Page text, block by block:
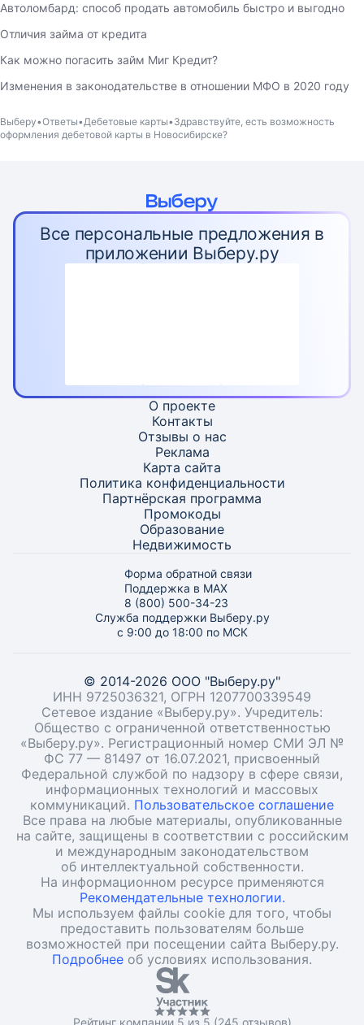
Автоломбард: способ продать автомобиль быстро и выгодно
Отличия займа от кредита
Как можно погасить займ Миг Кредит?
Изменения в законодательстве в отношении МФО в 2020 году
Выберу Ответы Дебетовые карты Здравствуйте, есть возможность
оформления дебетовой карты в Новосибирске?
Все персональные предложения в
приложении Выберу.ру
О проекте
Контакты
Отзывы о нас
Реклама
Карта сайта
Политика конфиденциальности
Партнёрская программа
Промокоды
Образование
Недвижимость
Форма обратной связи
Поддержка в MAX
8 (800) 500-34-23
Служба поддержки Выберу.ру
с 9:00 до 18:00 по МСК
© 2014-2026 ООО "Выберу.ру"
ИНН 9725036321, ОГРН 1207700339549
Сетевое издание «Выберу.ру». Учредитель:
Общество с ограниченной ответственностью
«Выберу.ру». Регистрационный номер СМИ ЭЛ №
ФС 77 — 81497 от 16.07.2021, присвоенный
Федеральной службой по надзору в сфере связи,
информационных технологий и массовых
коммуникаций. Пользовательское соглашение
Все права на любые материалы, опубликованные
на сайте, защищены в соответствии с российским
и международным законодательством
об интеллектуальной собственности.
На информационном ресурсе применяются
Рекомендательные технологии.
Мы используем файлы cookie для того, чтобы
предоставить пользователям больше
возможностей при посещении сайта Выберу.ру.
Подробнее об условиях использования.
Рейтинг компании 5 из 5 (245 отзывов)